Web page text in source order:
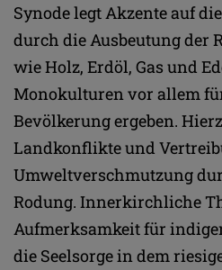
Synode legt Akzente auf
durch die Ausbeutung der
wie Holz, Erdöl, Gas und
Monokulturen vor allem
Bevölkerung ergeben.
Landkonflikte und
Umweltverschmutzung
Rodung. Innerkirchliche
Aufmerksamkeit für
die Seelsorge in dem